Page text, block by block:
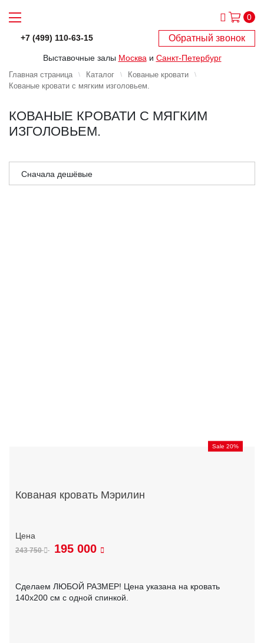
0
+7 (499) 110-63-15 Обратный звонок
Выставочные залы Москва и Санкт-Петербург
Главная страница Каталог
Кованые кровати
Кованые кровати с мягким изголовьем.
КОВАНЫЕ КРОВАТИ С МЯГКИМ
ИЗГОЛОВЬЕМ.
Сначала дешёвые
Sale 20%
Кованая кровать Мэрилин
243 750 195 000
Сделаем ЛЮБОЙ РАЗМЕР! Цена указана на кровать
140х200 см с одной спинкой.